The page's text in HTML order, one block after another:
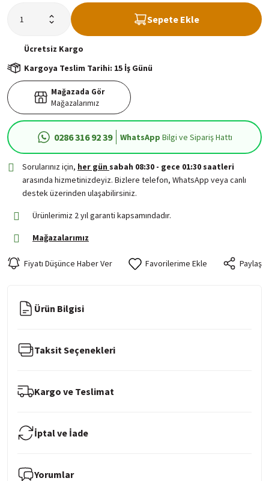
Sepete Ekle
Ücretsiz Kargo
Kargoya Teslim Tarihi: 15 İş Günü
Mağazada Gör
Mağazalarımız
0286 316 92 39 WhatsApp Bilgi ve Sipariş Hattı
Sorularınız için, her gün sabah 08:30 - gece 01:30 saatleri
arasında hizmetinizdeyiz. Bizlere telefon, WhatsApp veya canlı
destek üzerinden ulaşabilirsiniz.
Ürünlerimiz 2 yıl garanti kapsamındadır.
Mağazalarımız
Fiyatı Düşünce Haber Ver Paylaş
Ürün Bilgisi
Taksit Seçenekleri
Kargo ve Teslimat
İptal ve İade
Yorumlar